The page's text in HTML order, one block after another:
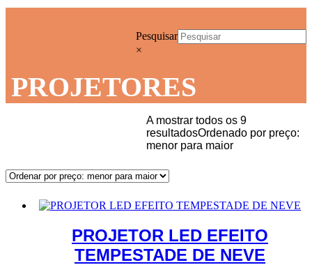
Pesquisar
×
PROJETORES
A mostrar todos os 9
resultadosOrdenado por preço:
menor para maior
PROJETOR LED EFEITO
TEMPESTADE DE NEVE